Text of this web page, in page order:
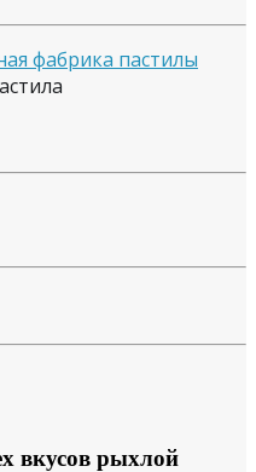
фабрика пастилы
вкусов рыхлой